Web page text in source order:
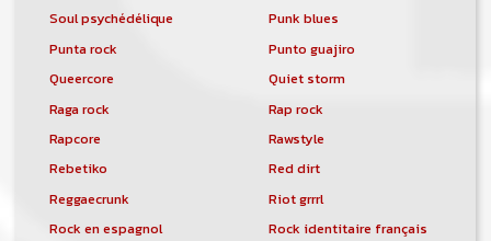
Soul psychédélique
Punk blues
Punta rock
Punto guajiro
Queercore
Quiet storm
Raga rock
Rap rock
Rapcore
Rawstyle
Rebetiko
Red dirt
Reggaecrunk
Riot grrrl
Rock en espagnol
Rock identitaire français